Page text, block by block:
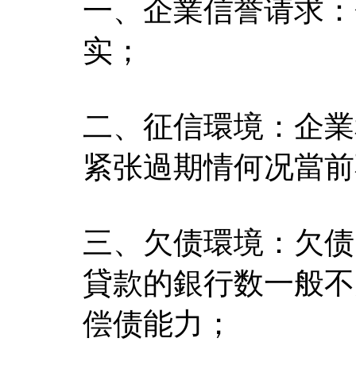
一、企業信誉请求
实；
二、征信環境：企
紧张過期情何况當
三、欠债環境：欠
貸款的銀行数一般
偿债能力；